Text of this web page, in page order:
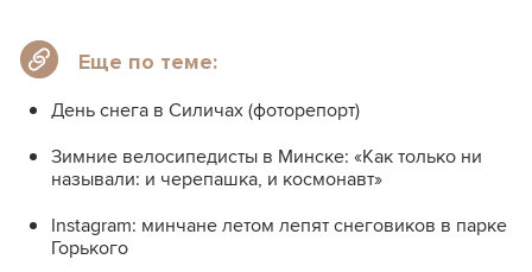
Еще по теме:
День снега в Силичах (фоторепорт)
Зимние велосипедисты в Минске: «Как только ни
называли: и черепашка, и космонавт»
Instagram: минчане летом лепят снеговиков в парке
Горького